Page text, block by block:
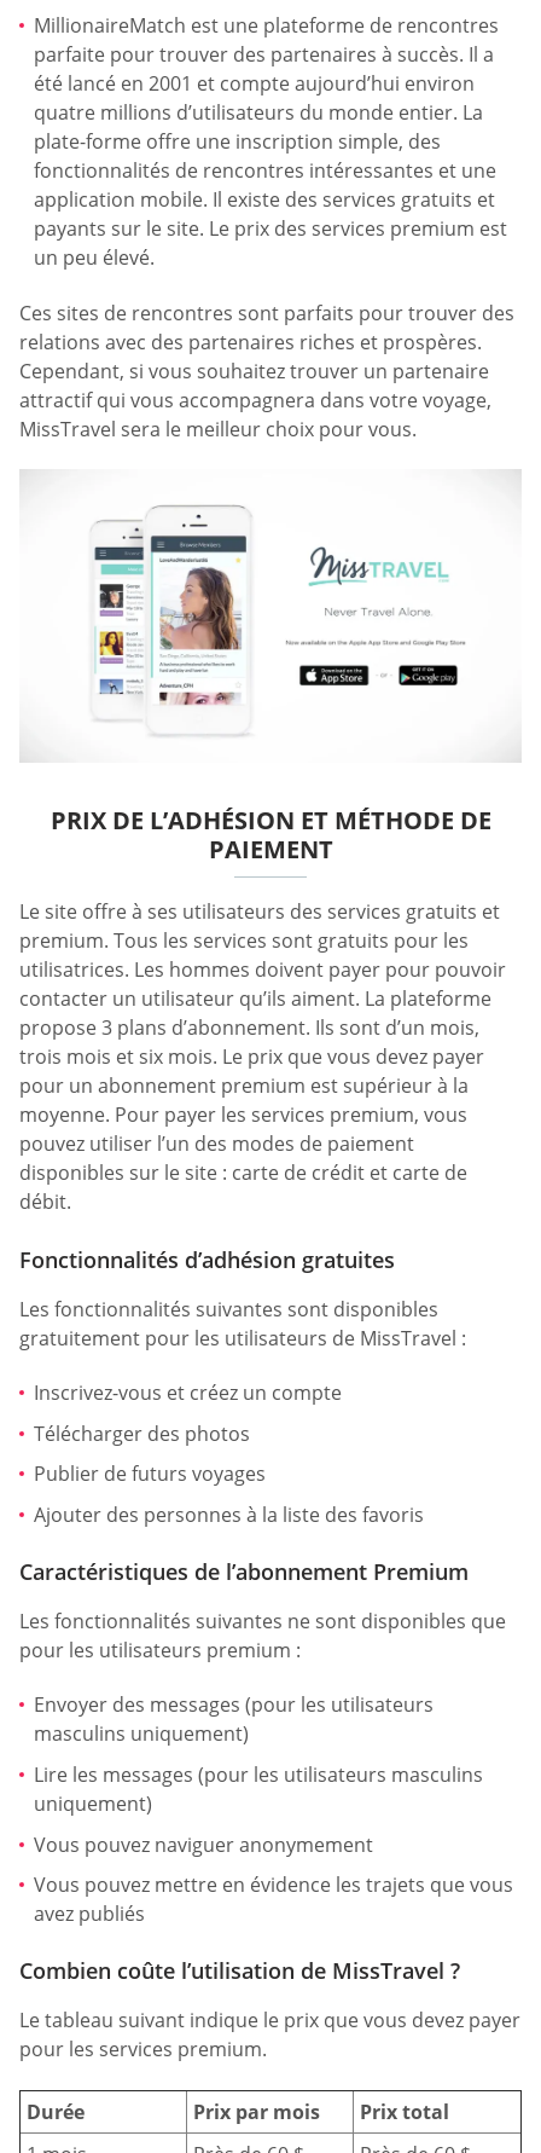
MillionaireMatch est une plateforme de rencontres
parfaite pour trouver des partenaires à succès. Il a
été lancé en 2001 et compte aujourd’hui environ
quatre millions d’utilisateurs du monde entier. La
plate-forme offre une inscription simple, des
fonctionnalités de rencontres intéressantes et une
application mobile. Il existe des services gratuits et
payants sur le site. Le prix des services premium est
un peu élevé.
Ces sites de rencontres sont parfaits pour trouver des
relations avec des partenaires riches et prospères.
Cependant, si vous souhaitez trouver un partenaire
attractif qui vous accompagnera dans votre voyage,
MissTravel sera le meilleur choix pour vous.
PRIX DE L’ADHÉSION ET MÉTHODE DE
PAIEMENT
Le site offre à ses utilisateurs des services gratuits et
premium. Tous les services sont gratuits pour les
utilisatrices. Les hommes doivent payer pour pouvoir
contacter un utilisateur qu’ils aiment. La plateforme
propose 3 plans d’abonnement. Ils sont d’un mois,
trois mois et six mois. Le prix que vous devez payer
pour un abonnement premium est supérieur à la
moyenne. Pour payer les services premium, vous
pouvez utiliser l’un des modes de paiement
disponibles sur le site : carte de crédit et carte de
débit.
Fonctionnalités d’adhésion gratuites
Les fonctionnalités suivantes sont disponibles
gratuitement pour les utilisateurs de MissTravel :
Inscrivez-vous et créez un compte
Télécharger des photos
Publier de futurs voyages
Ajouter des personnes à la liste des favoris
Caractéristiques de l’abonnement Premium
Les fonctionnalités suivantes ne sont disponibles que
pour les utilisateurs premium :
Envoyer des messages (pour les utilisateurs
masculins uniquement)
Lire les messages (pour les utilisateurs masculins
uniquement)
Vous pouvez naviguer anonymement
Vous pouvez mettre en évidence les trajets que vous
avez publiés
Combien coûte l’utilisation de MissTravel ?
Le tableau suivant indique le prix que vous devez payer
pour les services premium.
Durée Prix par mois
Prix total